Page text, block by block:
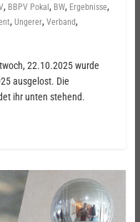
, BBPV Pokal , BW, Ergebnisse,
, Ungerer, Verband,
22.10.2025 wurde
ausgelost. Die
ihr unten stehend.